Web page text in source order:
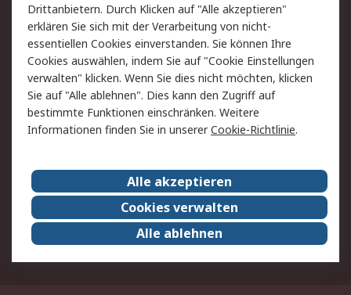
Rechtliches
RS Verkaufs- und
Lieferbedingungen
Datenschutz
Cookie-Richtlinie
Zahlungsbedingungen
Impressum
Webseite Konditionen
RS weltweit
Karriere bei RS
Nachhaltigkeit
Qualität/Zertifikate
Presse-Center
Event-Center
Drittanbietern. Durch Klicken auf "Alle akzeptieren"
erklären Sie sich mit der Verarbeitung von nicht-
essentiellen Cookies einverstanden. Sie können Ihre
Cookies auswählen, indem Sie auf "Cookie Einstellungen
verwalten" klicken. Wenn Sie dies nicht möchten, klicken
Sie auf "Alle ablehnen". Dies kann den Zugriff auf
bestimmte Funktionen einschränken. Weitere
Informationen finden Sie in unsererCookie-Richtlinie.
Alle akzeptieren
Cookies verwalten
Alle ablehnen